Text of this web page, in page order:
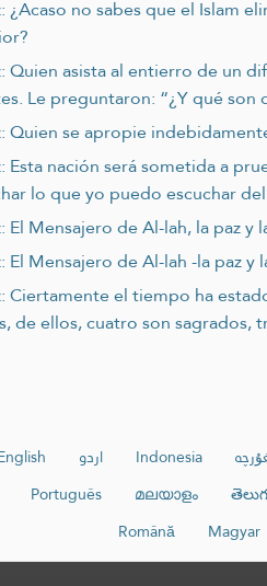
¿Acaso no sabes que el Islam
Quien asista al entierro de un
Le preguntaron: “¿Y qué son
Quien se apropie
Esta nación será sometida a
lo que yo puedo escuchar
El Mensajero de Al-lah, la paz
El Mensajero de Al-lah -la paz
Ciertamente el tiempo ha
de ellos, cuatro son sagrados,
اردو Indonesia
Português മലയാളം
Română
Magyar